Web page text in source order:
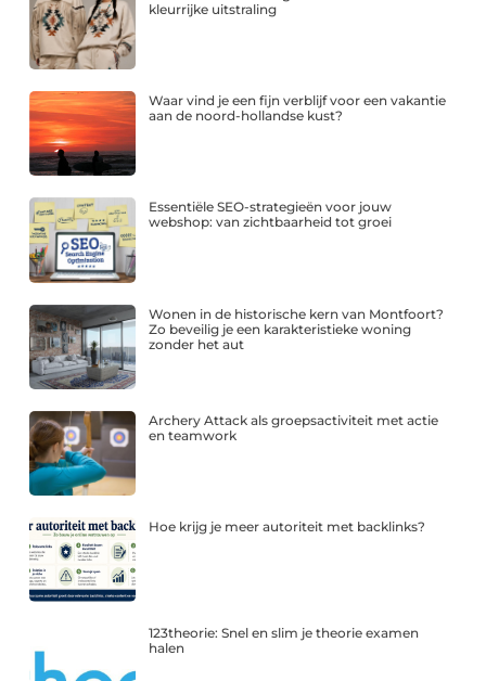
kleurrijke uitstraling
Waar vind je een fijn verblijf voor een vakantie
aan de noord-hollandse kust?
Essentiële SEO-strategieën voor jouw
webshop: van zichtbaarheid tot groei
Wonen in de historische kern van Montfoort?
Zo beveilig je een karakteristieke woning
zonder het aut
Archery Attack als groepsactiviteit met actie
en teamwork
Hoe krijg je meer autoriteit met backlinks?
123theorie: Snel en slim je theorie examen
halen